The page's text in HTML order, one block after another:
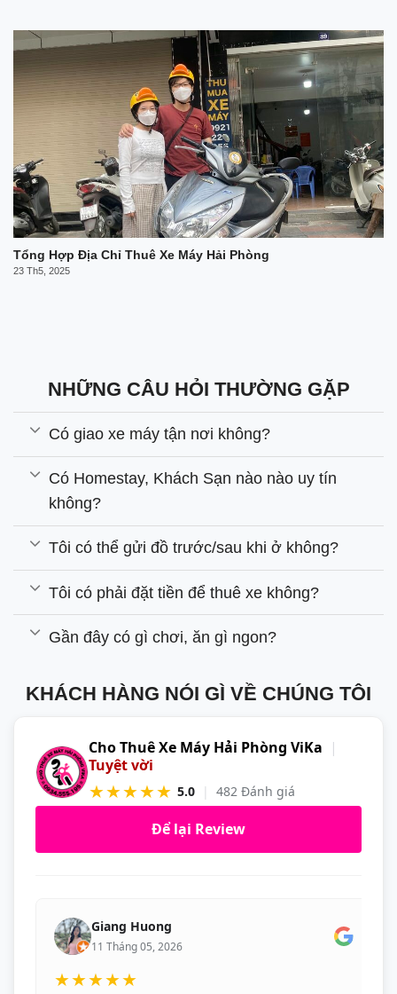
Tổng Hợp Địa Chỉ Thuê Xe Máy Hải Phòng
23 Th5, 2025
NHỮNG CÂU HỎI THƯỜNG GẶP
Có giao xe máy tận nơi không?
Có Homestay, Khách Sạn nào nào uy tín
không?
Tôi có thể gửi đồ trước/sau khi ở không?
Tôi có phải đặt tiền để thuê xe không?
Gần đây có gì chơi, ăn gì ngon?
KHÁCH HÀNG NÓI GÌ VỀ CHÚNG TÔI
Cho Thuê Xe Máy Hải Phòng ViKa |
Tuyệt vời
★★★★★ 5.0 | 482 Đánh giá
Để lại Review
Giang Huong
11 Tháng 05, 2026
★★★★★